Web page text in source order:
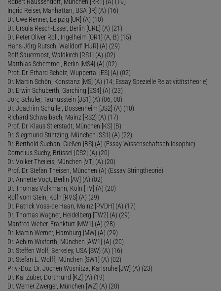
Robert Raussendorf, München [RR1] (A) (19)
Ingrid Reiser, Manhattan, USA [IR] (A) (16)
Dr. Uwe Renner, Leipzig [UR] (A) (10)
Dr. Ursula Resch-Esser, Berlin [URE] (A) (21)
Dr. Peter Oliver Roll, Ingelheim [OR1] (A, B) (15)
Hans-Jörg Rutsch, Walldorf [HJR] (A) (29)
Rolf Sauermost, Waldkirch [RS1] (A) (02)
Matthias Schemmel, Berlin [MS4] (A) (02)
Prof. Dr. Erhard Scholz, Wuppertal [ES] (A) (02)
Dr. Martin Schön, Konstanz [MS] (A) (14; Essay Spezielle Relativitätstheorie)
Dr. Erwin Schuberth, Garching [ES4] (A) (23)
Jörg Schuler, Taunusstein [JS1] (A) (06, 08)
Dr. Joachim Schüller, Dossenheim [JS2] (A) (10)
Richard Schwalbach, Mainz [RS2] (A) (17)
Prof. Dr. Klaus Stierstadt, München [KS] (B)
Dr. Siegmund Stintzing, München [SS1] (A) (22)
Dr. Berthold Suchan, Gießen [BS] (A) (Essay Wissenschaftsphilosophie)
Cornelius Suchy, Brüssel [CS2] (A) (20)
Dr. Volker Theileis, München [VT] (A) (20)
Prof. Dr. Stefan Theisen, München (A) (Essay Stringtheorie)
Dr. Annette Vogt, Berlin [AV] (A) (02)
Dr. Thomas Volkmann, Köln [TV] (A) (20)
Rolf vom Stein, Köln [RVS] (A) (29)
Dr. Patrick Voss-de Haan, Mainz [PVDH] (A) (17)
Dr. Thomas Wagner, Heidelberg [TW2] (A) (29)
Manfred Weber, Frankfurt [MW1] (A) (28)
Dr. Martin Werner, Hamburg [MW] (A) (29)
Dr. Achim Wixforth, München [AW1] (A) (20)
Dr. Steffen Wolf, Berkeley, USA [SW] (A) (16)
Dr. Stefan L. Wolff, München [SW1] (A) (02)
Priv.-Doz. Dr. Jochen Wosnitza, Karlsruhe [JW] (A) (23)
Dr. Kai Zuber, Dortmund [KZ] (A) (19)
Dr. Werner Zwerger, München [WZ] (A) (20)